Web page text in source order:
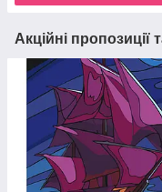
Акційні пропозиції